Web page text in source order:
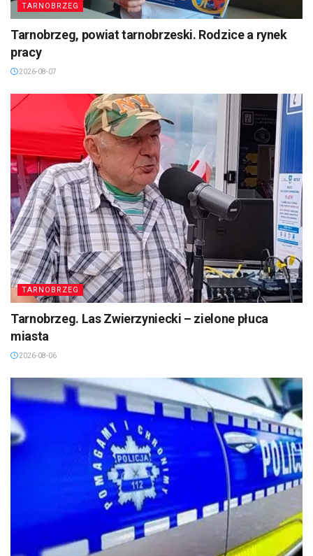
TARNOBRZEG
Tarnobrzeg, powiat tarnobrzeski. Rodzice a rynek
pracy
2026-08-07
TARNOBRZEG
Tarnobrzeg. Las Zwierzyniecki – zielone płuca
miasta
2026-08-06